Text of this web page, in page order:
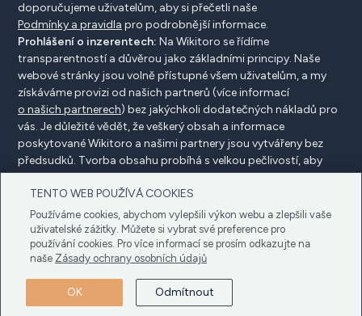
TENTO WEB POUŽÍVÁ COOKIES
Používáme cookies, abychom vylepšili výkon webu a zlepšili vaše
uživatelské zážitky. Můžete si vybrat své preference pro
používání cookies. Pro více informací se prosím odkazujte na
naše Zásady ochrany osobních údajů
OK Odmítnout
doporučujeme uživatelům, aby si přečetli naše
Podmínky a pravidla pro podrobnější informace.
Prohlášení o inzerentech: Na Wikitoro se řídíme
transparentností a důvěrou jako základními principy. Naše
webové stránky jsou volně přístupné všem uživatelům, a my
získáváme provizi od našich partnerů (více informací
o našich partnerech) bez jakýchkoli dodatečných nákladů pro
vás. Je důležité vědět, že veškerý obsah a informace
poskytované Wikitoro a našimi partnery jsou vytvářeny bez
předsudků. Tvorba obsahu probíhá s velkou pečlivostí, aby
prospěla našim čtenářům, a důležité je, že není ovlivněna
žádnými dohodami o kompenzaci s našimi partnery.
Autorské právo © 2023 Wikitoro Všechna práva
Zveřejnění inzerentaZásady ochrany osobních údajů